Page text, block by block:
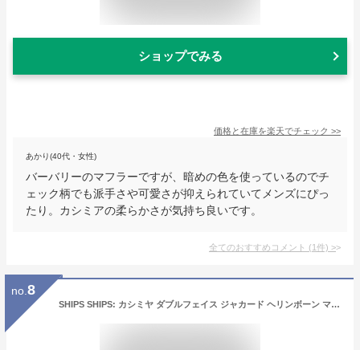
ショップでみる
価格と在庫を楽天でチェック >>
あかり(40代・女性)
バーバリーのマフラーですが、暗めの色を使っているのでチ
ェック柄でも派手さや可愛さが抑えられていてメンズにぴっ
たり。カシミアの柔らかさが気持ち良いです。
全てのおすすめコメント (1件) >
no. 8
SHIPS SHIPS: カシミヤ ダブルフェイス ジャカード ヘリンボーン マフラー シップス ファッション雑貨 マフラー・ストール・ネックウォーマー ブラウン グレー カーキ ネイビー【送料無料】